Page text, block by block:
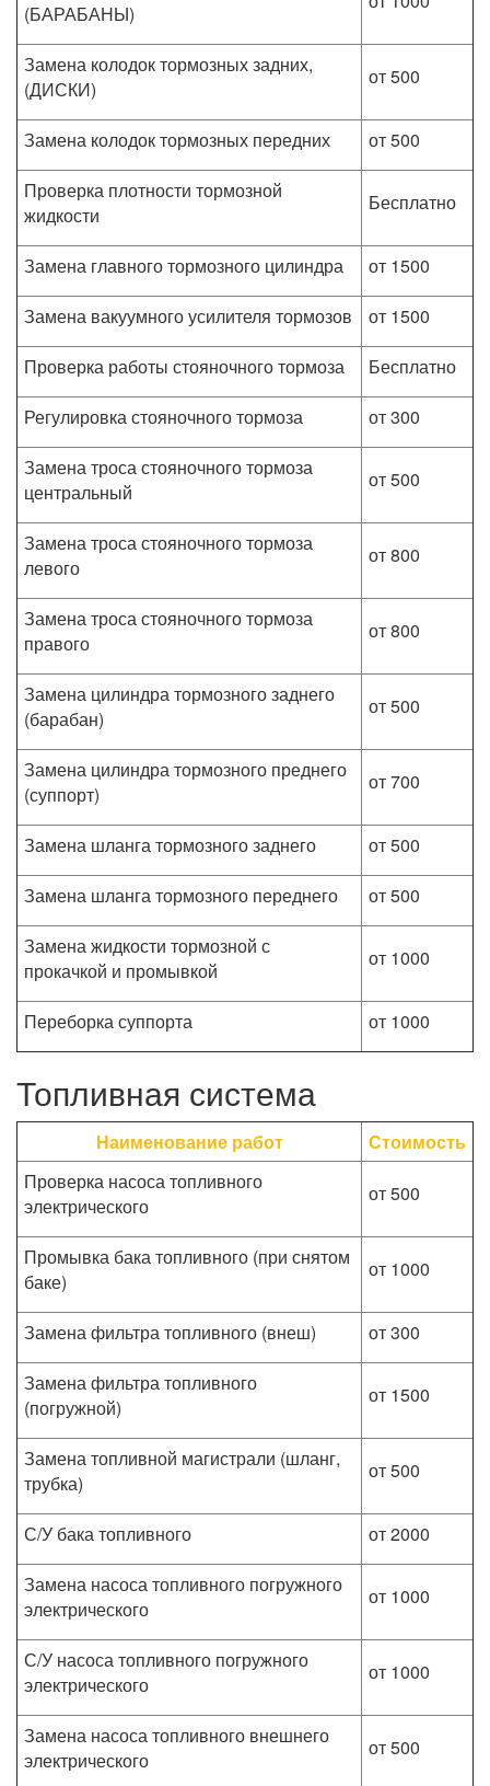
(БАРАБАНЫ)
Замена колодок тормозных задних,
(ДИСКИ)
от 500
Замена колодок тормозных передних
от 500
Проверка плотности тормозной
жидкости
Бесплатно
Замена главного тормозного цилиндра
от 1500
Замена вакуумного усилителя тормозов
от 1500
Проверка работы стояночного тормоза
Бесплатно
Регулировка стояночного тормоза
от 300
Замена троса стояночного тормоза
центральный
от 500
Замена троса стояночного тормоза
левого
от 800
Замена троса стояночного тормоза
правого
от 800
Замена цилиндра тормозного заднего
(барабан)
от 500
Замена цилиндра тормозного преднего
(суппорт)
от 700
Замена шланга тормозного заднего
от 500
Замена шланга тормозного переднего
от 500
Замена жидкости тормозной с
прокачкой и промывкой
от 1000
Переборка суппорта от 1000
Топливная система
Наименование работ
Стоимость
Проверка насоса топливного
электрического
от 500
Промывка бака топливного (при снятом
баке)
от 1000
Замена фильтра топливного (внеш)
от 300
Замена фильтра топливного
(погружной)
от 1500
Замена топливной магистрали (шланг,
трубка)
от 500
С/У бака топливного
от 2000
Замена насоса топливного погружного
электрического
от 1000
С/У насоса топливного погружного
электрического
от 1000
Замена насоса топливного внешнего
электрического
от 500